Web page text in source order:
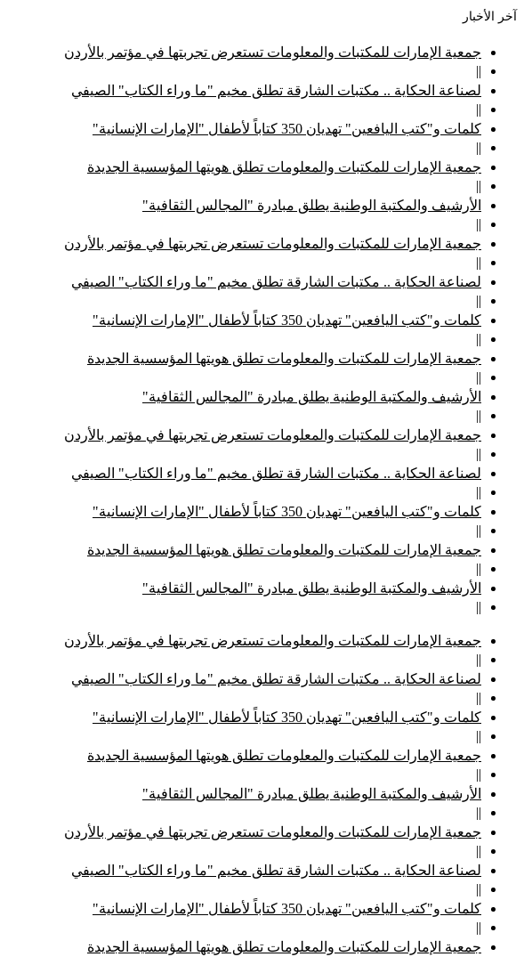
آخر الأخبار
جمعية الإمارات للمكتبات والمعلومات تستعرض تجربتها في مؤتمر بالأردن
||
لصناعة الحكاية .. مكتبات الشارقة تطلق مخيم "ما وراء الكتاب" الصيفي
||
كلمات و"كتب اليافعين" تهديان 350 كتاباً لأطفال "الإمارات الإنسانية"
||
جمعية الإمارات للمكتبات والمعلومات تطلق هويتها المؤسسية الجديدة
||
الأرشيف والمكتبة الوطنية يطلق مبادرة "المجالس الثقافية"
||
جمعية الإمارات للمكتبات والمعلومات تستعرض تجربتها في مؤتمر بالأردن
||
لصناعة الحكاية .. مكتبات الشارقة تطلق مخيم "ما وراء الكتاب" الصيفي
||
كلمات و"كتب اليافعين" تهديان 350 كتاباً لأطفال "الإمارات الإنسانية"
||
جمعية الإمارات للمكتبات والمعلومات تطلق هويتها المؤسسية الجديدة
||
الأرشيف والمكتبة الوطنية يطلق مبادرة "المجالس الثقافية"
||
جمعية الإمارات للمكتبات والمعلومات تستعرض تجربتها في مؤتمر بالأردن
||
لصناعة الحكاية .. مكتبات الشارقة تطلق مخيم "ما وراء الكتاب" الصيفي
||
كلمات و"كتب اليافعين" تهديان 350 كتاباً لأطفال "الإمارات الإنسانية"
||
جمعية الإمارات للمكتبات والمعلومات تطلق هويتها المؤسسية الجديدة
||
الأرشيف والمكتبة الوطنية يطلق مبادرة "المجالس الثقافية"
||
جمعية الإمارات للمكتبات والمعلومات تستعرض تجربتها في مؤتمر بالأردن
||
لصناعة الحكاية .. مكتبات الشارقة تطلق مخيم "ما وراء الكتاب" الصيفي
||
كلمات و"كتب اليافعين" تهديان 350 كتاباً لأطفال "الإمارات الإنسانية"
||
جمعية الإمارات للمكتبات والمعلومات تطلق هويتها المؤسسية الجديدة
||
الأرشيف والمكتبة الوطنية يطلق مبادرة "المجالس الثقافية"
||
جمعية الإمارات للمكتبات والمعلومات تستعرض تجربتها في مؤتمر بالأردن
||
لصناعة الحكاية .. مكتبات الشارقة تطلق مخيم "ما وراء الكتاب" الصيفي
||
كلمات و"كتب اليافعين" تهديان 350 كتاباً لأطفال "الإمارات الإنسانية"
||
جمعية الإمارات للمكتبات والمعلومات تطلق هويتها المؤسسية الجديدة